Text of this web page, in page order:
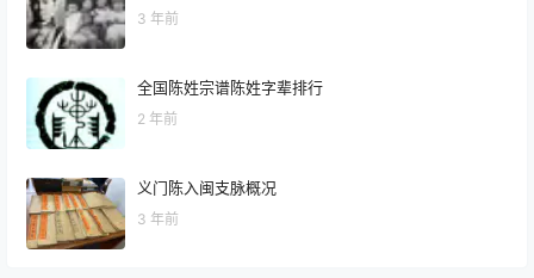
3 年前
全国陈姓宗谱陈姓字辈排行
2 年前
义门陈入闽支脉概况
3 年前